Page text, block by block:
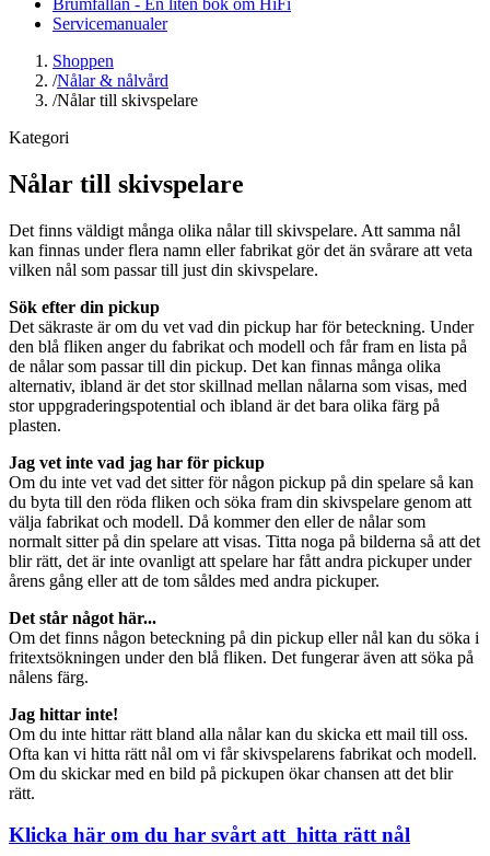
Servicemanualer
Shoppen
/Nålar & nålvård
/Nålar till skivspelare
Kategori
Nålar till skivspelare
Det finns väldigt många olika nålar till skivspelare. Att samma nål
kan finnas under flera namn eller fabrikat gör det än svårare att veta
vilken nål som passar till just din skivspelare.
Sök efter din pickup
Det säkraste är om du vet vad din pickup har för beteckning. Under
den blå fliken anger du fabrikat och modell och får fram en lista på
de nålar som passar till din pickup. Det kan finnas många olika
alternativ, ibland är det stor skillnad mellan nålarna som visas, med
stor uppgraderingspotential och ibland är det bara olika färg på
plasten.
Jag vet inte vad jag har för pickup
Om du inte vet vad det sitter för någon pickup på din spelare så kan
du byta till den röda fliken och söka fram din skivspelare genom att
välja fabrikat och modell. Då kommer den eller de nålar som
normalt sitter på din spelare att visas. Titta noga på bilderna så att det
blir rätt, det är inte ovanligt att spelare har fått andra pickuper under
årens gång eller att de tom såldes med andra pickuper.
Det står något här...
Om det finns någon beteckning på din pickup eller nål kan du söka i
fritextsökningen under den blå fliken. Det fungerar även att söka på
nålens färg.
Jag hittar inte!
Om du inte hittar rätt bland alla nålar kan du skicka ett mail till oss.
Ofta kan vi hitta rätt nål om vi får skivspelarens fabrikat och modell.
Om du skickar med en bild på pickupen ökar chansen att det blir
rätt.
Klicka här om du har svårt att hitta rätt nål